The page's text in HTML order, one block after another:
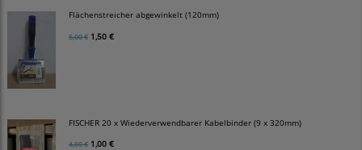
Flächenstreicher abgewinkelt (120mm)
5,00 € 1,50 €
FISCHER 20 x Wiederverwendbarer Kabelbinder (9 x 320mm)
4,00 € 1,00 €